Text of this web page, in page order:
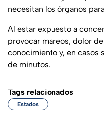
necesitan los órganos
Al estar expuesto a
provocar mareos, dolor
conocimiento y, en casos
de minutos.
Tags relacionados
Estados